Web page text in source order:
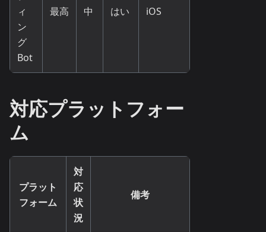
ィ
ン
グ
Bot
最高 中 はい iOS
対応プラットフォー
ム
プラット
フォーム
対
応
状
況
備考